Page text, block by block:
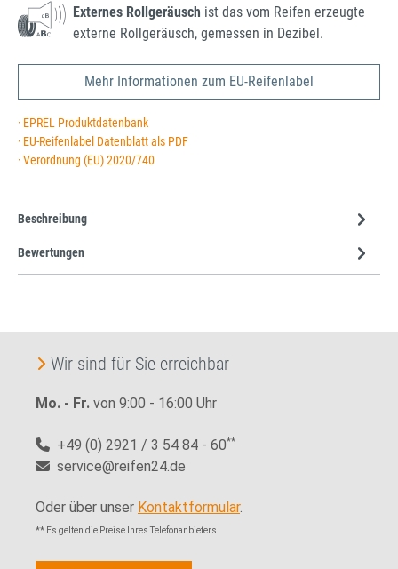
Externes Rollgeräusch ist das vom Reifen erzeugte
externe Rollgeräusch, gemessen in Dezibel.
Mehr Informationen zum EU-Reifenlabel
· EPREL Produktdatenbank
· EU-Reifenlabel Datenblatt als PDF
· Verordnung (EU) 2020/740
Beschreibung
Bewertungen
Wir sind für Sie erreichbar
Mo. - Fr. von 9:00 - 16:00 Uhr
+49 (0) 2921 / 3 54 84 - 60**
service@reifen24.de
Oder über unser Kontaktformular.
** Es gelten die Preise Ihres Telefonanbieters